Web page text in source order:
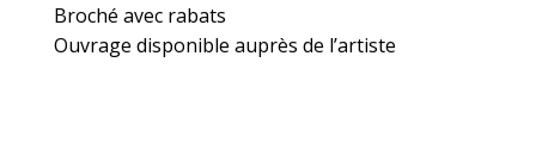
Broché avec rabats
Ouvrage disponible auprès de l’artiste